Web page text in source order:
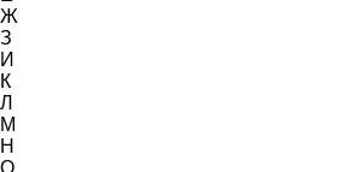
Ж
З
И
К
Л
М
Н
О